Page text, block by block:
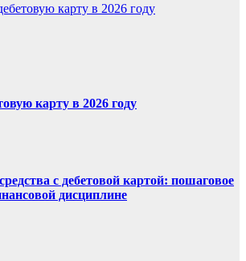
карту в 2026 году
карту в 2026 году
с дебетовой картой: пошаговое
дисциплине